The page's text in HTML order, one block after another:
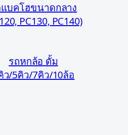
บคโฮขนาดกลาง
PC130, PC140)
รถหกล้อ ดั้ม
ว/5คิว/7คิว/10ล้อ